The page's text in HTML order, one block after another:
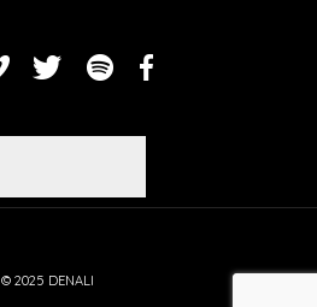
© 2025 DENALI